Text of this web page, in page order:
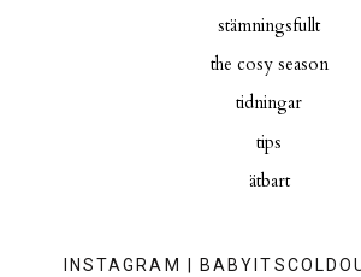
stämningsfullt
the cosy season
tidningar
tips
ätbart
INSTAGRAM |